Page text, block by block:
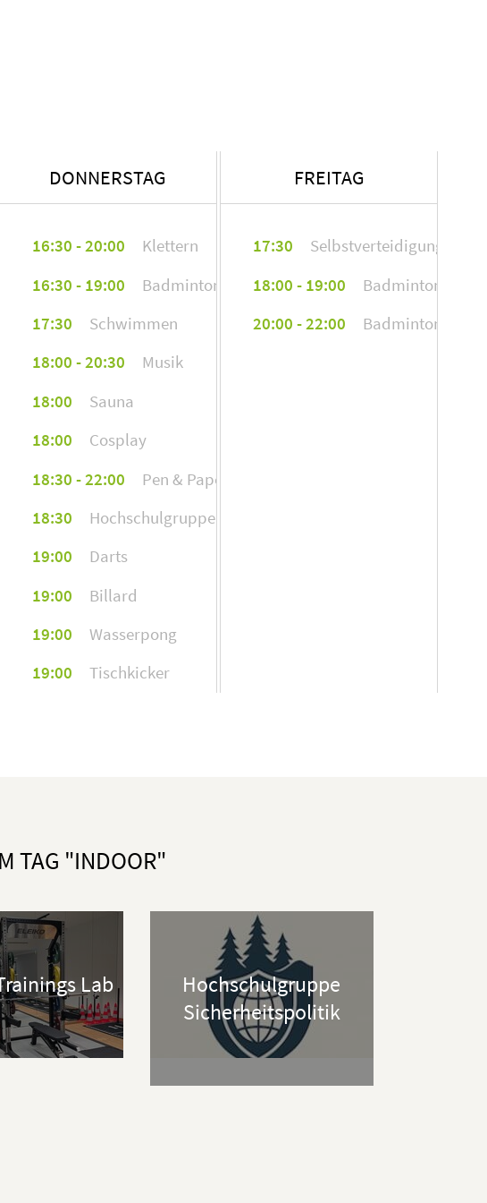
Garten
DONNERSTAG
16:30 - 20:00
Klettern
16:30 - 19:00
Badminton
17:30
Schwimmen
18:00 - 20:30
Musik
18:00
Sauna
18:00
Cosplay
18:30 - 22:00
Pen & Paper
18:30
Hochschulgruppe Sicherheitspolitik
19:00
Darts
19:00
Billard
19:00
Wasserpong
19:00
Tischkicker
FREITAG
17:30
Selbstverteidigung
18:00 - 19:00
Badminton
20:00 - 22:00
Badminton
TAG "INDOOR"
Lab
Hochschulgruppe
Sicherheitspolitik